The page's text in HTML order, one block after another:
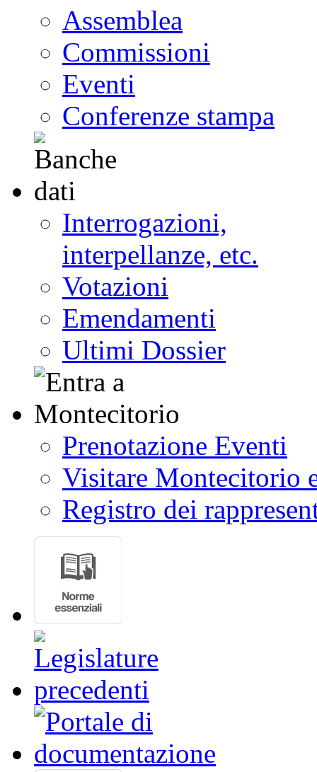
Assemblea
Commissioni
Eventi
Conferenze stampa
Interrogazioni,
interpellanze, etc.
Votazioni
Emendamenti
Ultimi Dossier
Prenotazione Eventi
Visitare Montecitorio
Registro dei